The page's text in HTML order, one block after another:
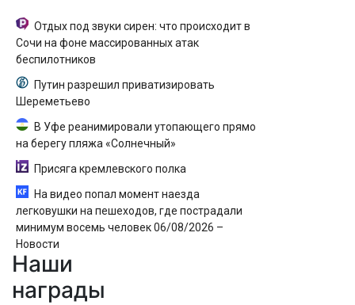
Отдых под звуки сирен: что происходит в
Сочи на фоне массированных атак
беспилотников
Путин разрешил приватизировать
Шереметьево
В Уфе реанимировали утопающего прямо
на берегу пляжа «Солнечный»
Присяга кремлевского полка
На видео попал момент наезда
легковушки на пешеходов, где пострадали
минимум восемь человек 06/08/2026 –
Новости
Наши
награды